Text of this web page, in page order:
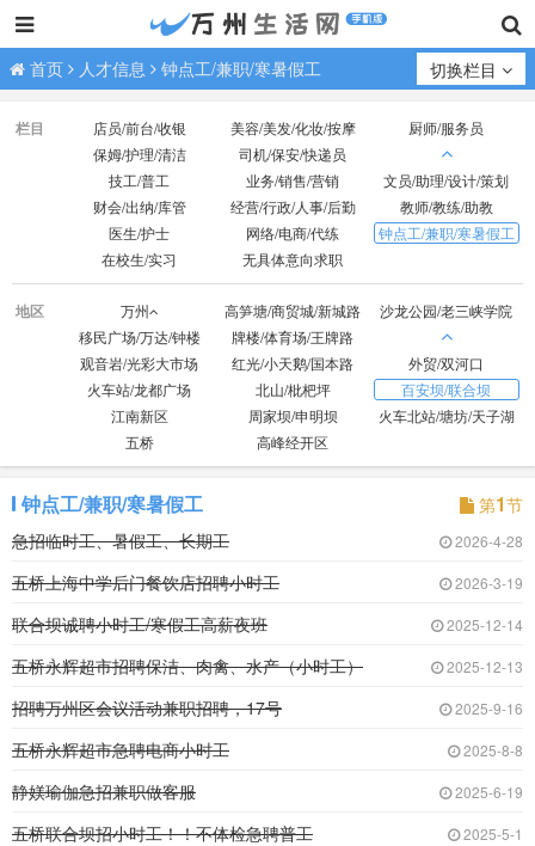
首页 人才信息 钟点工/兼职/寒暑假工 切换栏目
栏目 店员/前台/收银 美容/美发/化妆/按摩
厨师/服务员
保姆/护理/清洁
司机/保安/快递员
技工/普工
业务/销售/营销
文员/助理/设计/策划
财会/出纳/库管
经营/行政/人事/后勤
教师/教练/助教
医生/护士
网络/电商/代练
钟点工/兼职/寒暑假工
在校生/实习
无具体意向求职
地区 万州 高笋塘/商贸城/新城路
沙龙公园/老三峡学院
移民广场/万达/钟楼
牌楼/体育场/王牌路
观音岩/光彩大市场
红光/小天鹅/国本路
外贸/双河口
火车站/龙都广场
北山/枇杷坪
百安坝/联合坝
江南新区
周家坝/申明坝
火车北站/塘坊/天子湖
五桥
高峰经开区
钟点工/兼职/寒暑假工 第1节
急招临时工、暑假工、长期工
2026-4-28
五桥上海中学后门餐饮店招聘小时工 2026-3-19
联合坝诚聘小时工/寒假工高薪夜班 2025-12-14
五桥永辉超市招聘保洁、肉禽、水产（小时工） 2025-12-13
招聘万州区会议活动兼职招聘，17号 2025-9-16
五桥永辉超市急聘电商小时工 2025-8-8
静媄瑜伽急招兼职做客服 2025-6-19
五桥联合坝招小时工！！不体检急聘普工 2025-5-1